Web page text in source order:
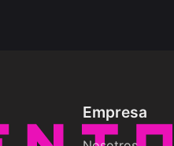
Empresa